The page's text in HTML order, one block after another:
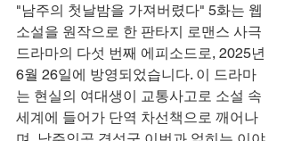
"남주의 첫날밤을 가져버렸다" 5화는 웹
소설을 원작으로 한 판타지 로맨스 사극
드라마의 다섯 번째 에피소드로, 2025년
6월 26일에 방영되었습니다. 이 드라마
는 현실의 여대생이 교통사고로 소설 속
세계에 들어가 단역 차선책으로 깨어나